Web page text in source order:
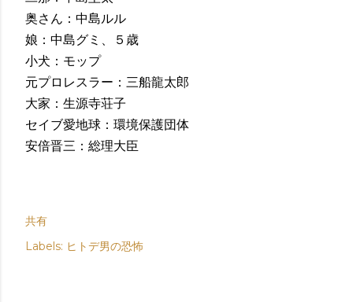
奥さん：中島ルル
娘：中島グミ、５歳
小犬：モップ
元プロレスラー：三船龍太郎
大家：生源寺荘子
セイブ愛地球：環境保護団体
安倍晋三：総理大臣
共有
Labels: ヒトデ男の恐怖